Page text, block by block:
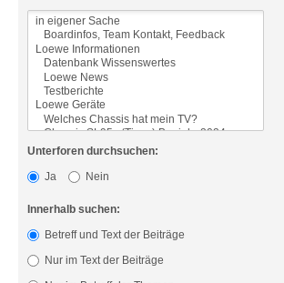
Unterforen durchsuchen:
Ja
Nein
Innerhalb suchen:
Betreff und Text der Beiträge
Nur im Text der Beiträge